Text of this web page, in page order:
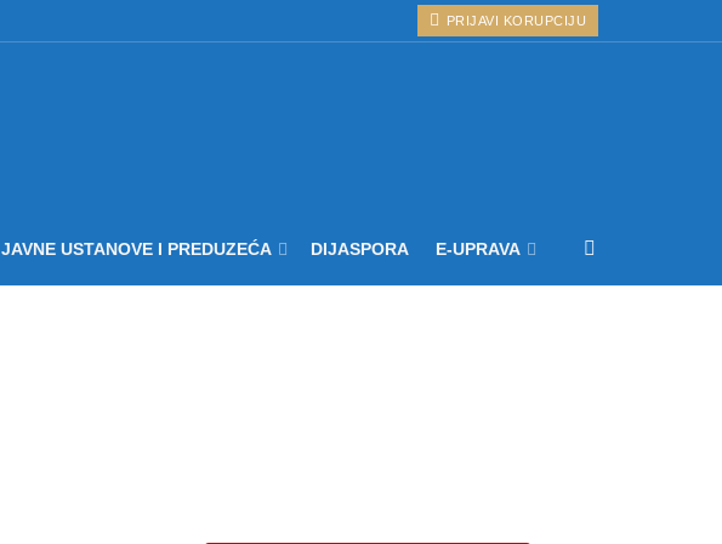
PRIJAVI KORUPCIJU
JAVNE USTANOVE I PREDUZEĆA DIJASPORA E-UPRAVA